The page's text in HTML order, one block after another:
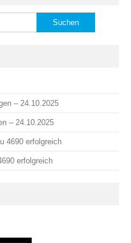
– 24.10.2025
– 24.10.2025
4690 erfolgreich
erfolgreich